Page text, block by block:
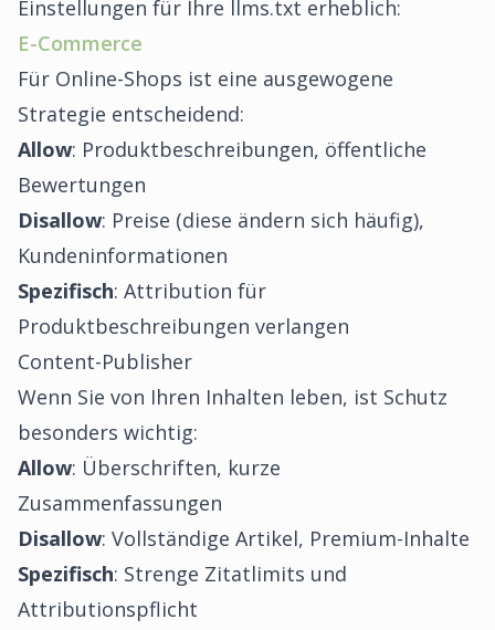
Einstellungen für Ihre llms.txt erheblich:
E-Commerce
Für Online-Shops ist eine ausgewogene
Strategie entscheidend:
Allow: Produktbeschreibungen, öffentliche
Bewertungen
Disallow: Preise (diese ändern sich häufig),
Kundeninformationen
Spezifisch: Attribution für
Produktbeschreibungen verlangen
Content-Publisher
Wenn Sie von Ihren Inhalten leben, ist Schutz
besonders wichtig:
Allow: Überschriften, kurze
Zusammenfassungen
Disallow: Vollständige Artikel, Premium-Inhalte
Spezifisch: Strenge Zitatlimits und
Attributionspflicht